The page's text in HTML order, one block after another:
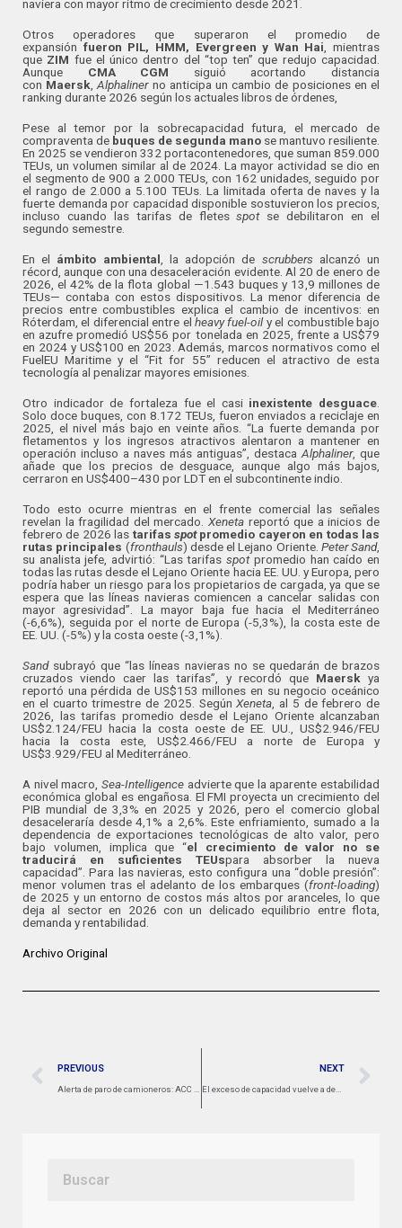
naviera con mayor ritmo de crecimiento desde 2021.
Otros operadores que superaron el promedio de
expansión fueron PIL, HMM, Evergreen y Wan Hai, mientras
que ZIM fue el único dentro del “top ten” que redujo capacidad.
Aunque CMA CGM siguió acortando distancia
con Maersk,Alphaliner no anticipa un cambio de posiciones en el
ranking durante 2026 según los actuales libros de órdenes,
Pese al temor por la sobrecapacidad futura, el mercado de
compraventa de buques de segunda mano se mantuvo resiliente.
En 2025 se vendieron 332 portacontenedores, que suman 859.000
TEUs, un volumen similar al de 2024. La mayor actividad se dio en
el segmento de 900 a 2.000 TEUs, con 162 unidades, seguido por
el rango de 2.000 a 5.100 TEUs. La limitada oferta de naves y la
fuerte demanda por capacidad disponible sostuvieron los precios,
incluso cuando las tarifas de fletesspot se debilitaron en el
segundo semestre.
En el ámbito ambiental, la adopción de scrubbers alcanzó un
récord, aunque con una desaceleración evidente. Al 20 de enero de
2026, el 42% de la flota global —1.543 buques y 13,9 millones de
TEUs— contaba con estos dispositivos. La menor diferencia de
precios entre combustibles explica el cambio de incentivos: en
Róterdam, el diferencial entre el heavy fuel-oily el combustible bajo
en azufre promedió US$56 por tonelada en 2025, frente a US$79
en 2024 y US$100 en 2023. Además, marcos normativos como el
FuelEU Maritime y el “Fit for 55” reducen el atractivo de esta
tecnología al penalizar mayores emisiones.
Otro indicador de fortaleza fue el casi inexistente desguace.
Solo doce buques, con 8.172 TEUs, fueron enviados a reciclaje en
2025, el nivel más bajo en veinte años. “La fuerte demanda por
fletamentos y los ingresos atractivos alentaron a mantener en
operación incluso a naves más antiguas”, destacaAlphaliner, que
añade que los precios de desguace, aunque algo más bajos,
cerraron en US$400–430 por LDT en el subcontinente indio.
Todo esto ocurre mientras en el frente comercial las señales
revelan la fragilidad del mercado. Xeneta reportó que a inicios de
febrero de 2026 las tarifasspotpromedio cayeron en todas las
rutas principales (fronthauls) desde el Lejano Oriente. Peter Sand,
su analista jefe, advirtió: “Las tarifasspot promedio han caído en
todas las rutas desde el Lejano Oriente hacia EE. UU. y Europa, pero
podría haber un riesgo para los propietarios de cargada, ya que se
espera que las líneas navieras comiencen a cancelar salidas con
mayor agresividad”. La mayor baja fue hacia el Mediterráneo
(-6,6%), seguida por el norte de Europa (-5,3%), la costa este de
EE. UU. (-5%) y la costa oeste (-3,1%).
Sand subrayó que “las líneas navieras no se quedarán de brazos
cruzados viendo caer las tarifas”, y recordó que Maerskya
reportó una pérdida de US$153 millones en su negocio oceánico
en el cuarto trimestre de 2025. SegúnXeneta, al 5 de febrero de
2026, las tarifas promedio desde el Lejano Oriente alcanzaban
US$2.124/FEU hacia la costa oeste de EE. UU., US$2.946/FEU
hacia la costa este, US$2.466/FEU a norte de Europa y
US$3.929/FEU al Mediterráneo.
A nivel macro, Sea-Intelligenceadvierte que la aparente estabilidad
económica global es engañosa. El FMI proyecta un crecimiento del
PIB mundial de 3,3% en 2025 y 2026, pero el comercio global
desaceleraría desde 4,1% a 2,6%. Este enfriamiento, sumado a la
dependencia de exportaciones tecnológicas de alto valor, pero
bajo volumen, implica que “el crecimiento de valor no se
traducirá en suficientes TEUspara absorber la nueva
capacidad”. Para las navieras, esto configura una “doble presión”:
menor volumen tras el adelanto de los embarques (front-loading)
de 2025 y un entorno de costos más altos por aranceles, lo que
deja al sector en 2026 con un delicado equilibrio entre flota,
demanda y rentabilidad.
Archivo Original
PREVIOUS
Alerta de paro de camioneros: ACC rechaza ingreso de camiones ecuatorianos al país
NEXT
El exceso de capacidad vuelve a desbordar al transporte marítimo de contenedores